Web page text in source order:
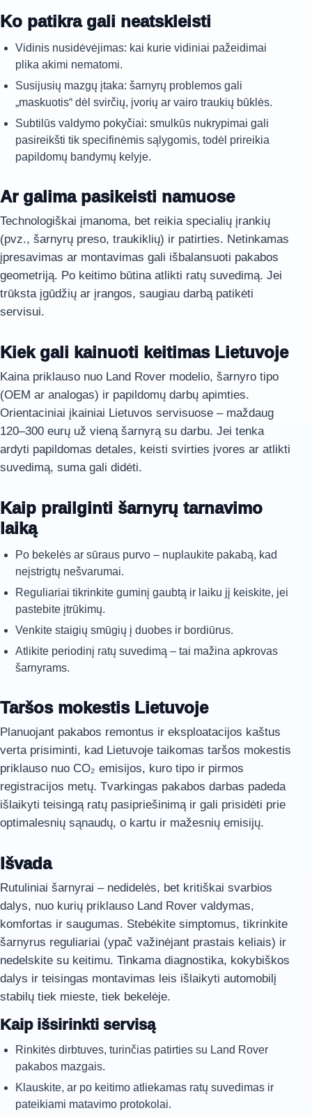
Ko patikra gali neatskleisti
Vidinis nusidėvėjimas: kai kurie vidiniai pažeidimai
plika akimi nematomi.
Susijusių mazgų įtaka: šarnyrų problemos gali
„maskuotis“ dėl svirčių, įvorių ar vairo traukių būklės.
Subtilūs valdymo pokyčiai: smulkūs nukrypimai gali
pasireikšti tik specifinėmis sąlygomis, todėl prireikia
papildomų bandymų kelyje.
Ar galima pasikeisti namuose
Technologiškai įmanoma, bet reikia specialių įrankių
(pvz., šarnyrų preso, traukiklių) ir patirties. Netinkamas
įpresavimas ar montavimas gali išbalansuoti pakabos
geometriją. Po keitimo būtina atlikti ratų suvedimą. Jei
trūksta įgūdžių ar įrangos, saugiau darbą patikėti
servisui.
Kiek gali kainuoti keitimas Lietuvoje
Kaina priklauso nuo Land Rover modelio, šarnyro tipo
(OEM ar analogas) ir papildomų darbų apimties.
Orientaciniai įkainiai Lietuvos servisuose – maždaug
120–300 eurų už vieną šarnyrą su darbu. Jei tenka
ardyti papildomas detales, keisti svirties įvores ar atlikti
suvedimą, suma gali didėti.
Kaip prailginti šarnyrų tarnavimo
laiką
Po bekelės ar sūraus purvo – nuplaukite pakabą, kad
neįstrigtų nešvarumai.
Reguliariai tikrinkite guminį gaubtą ir laiku jį keiskite, jei
pastebite įtrūkimų.
Venkite staigių smūgių į duobes ir bordiūrus.
Atlikite periodinį ratų suvedimą – tai mažina apkrovas
šarnyrams.
Taršos mokestis Lietuvoje
Planuojant pakabos remontus ir eksploatacijos kaštus
verta prisiminti, kad Lietuvoje taikomas taršos mokestis
priklauso nuo CO₂ emisijos, kuro tipo ir pirmos
registracijos metų. Tvarkingas pakabos darbas padeda
išlaikyti teisingą ratų pasipriešinimą ir gali prisidėti prie
optimalesnių sąnaudų, o kartu ir mažesnių emisijų.
Išvada
Rutuliniai šarnyrai – nedidelės, bet kritiškai svarbios
dalys, nuo kurių priklauso Land Rover valdymas,
komfortas ir saugumas. Stebėkite simptomus, tikrinkite
šarnyrus reguliariai (ypač važinėjant prastais keliais) ir
nedelskite su keitimu. Tinkama diagnostika, kokybiškos
dalys ir teisingas montavimas leis išlaikyti automobilį
stabilų tiek mieste, tiek bekelėje.
Kaip išsirinkti servisą
Rinkitės dirbtuves, turinčias patirties su Land Rover
pakabos mazgais.
Klauskite, ar po keitimo atliekamas ratų suvedimas ir
pateikiami matavimo protokolai.